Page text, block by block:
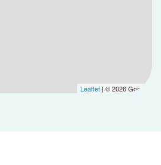
Leaflet | © 2026 Google